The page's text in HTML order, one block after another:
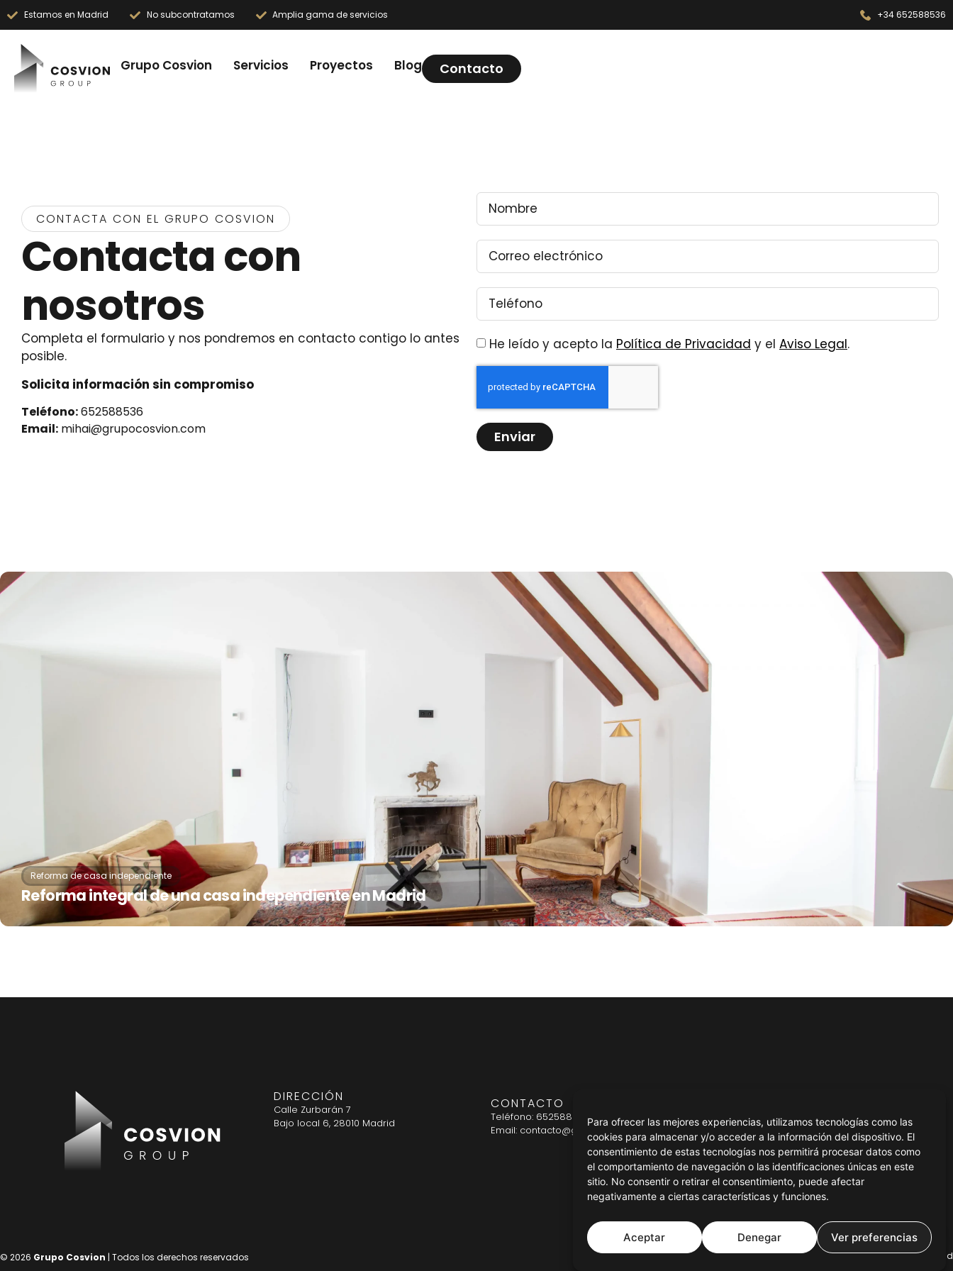
Para ofrecer las mejores experiencias, utilizamos tecnologías como las
cookies para almacenar y/o acceder a la información del dispositivo. El
consentimiento de estas tecnologías nos permitirá procesar datos como
el comportamiento de navegación o las identificaciones únicas en este
sitio. No consentir o retirar el consentimiento, puede afectar
negativamente a ciertas características y funciones.
Aceptar Denegar Ver preferencias
Estamos en Madrid No subcontratamos Amplia gama de servicios +34 652588536
Grupo Cosvion Servicios Proyectos Blog Contacto
CONTACTA CON EL GRUPO COSVION​
Contacta con
nosotros
Completa el formulario y nos pondremos en contacto contigo lo antes
posible.
Solicita información sin compromiso
Teléfono:652588536
Email: mihai@grupocosvion.com
He leído y acepto la Política de Privacidad y el Aviso Legal.
Enviar
Reforma de casa independiente
Reforma integral de una casa independiente en Madrid
DIRECCIÓN
Calle Zurbarán 7
Bajo local 6, 28010 Madrid
CONTACTO
Teléfono: 652588536
Email: contacto@grupocosvion.com
Servicios
Proyectos
Blog
Contacto
© 2026 Grupo Cosvion | Todos los derechos reservados Aviso Legal Política de Cookies Política de Privacidad